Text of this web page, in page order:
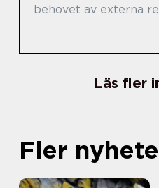
behovet av externa
Läs fler
Fler